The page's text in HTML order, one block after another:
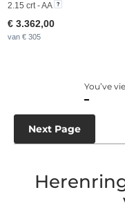
2.15 crt - AA
€ 3.362,00
van € 305
You’ve
Next Page